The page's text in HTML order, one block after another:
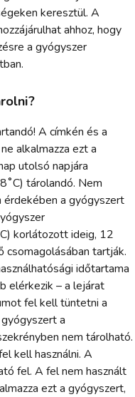
keresztül. A
ahhoz, hogy
a gyógyszer
A címkén és a
alkalmazza ezt a
utolsó napjára
tárolandó. Nem
a gyógyszert
korlátozott ideig, 12
csomagolásában tartják.
időtartama
elérkezik – a lejárat
fel kell tüntetni a
a
nem tárolható.
kell használni. A
fel. A fel nem használt
ezt a gyógyszert,